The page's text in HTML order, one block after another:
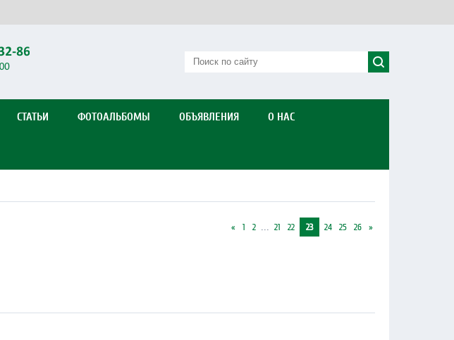
СТАТЬИ ФОТОАЛЬБОМЫ ОБЪЯВЛЕНИЯ О НАС
« 1 2 ... 21 22 23 24 25 26 »